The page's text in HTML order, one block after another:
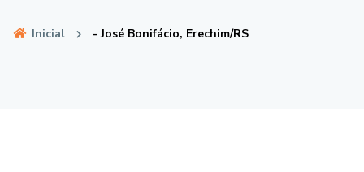
Inicial - José Bonifácio, Erechim/RS